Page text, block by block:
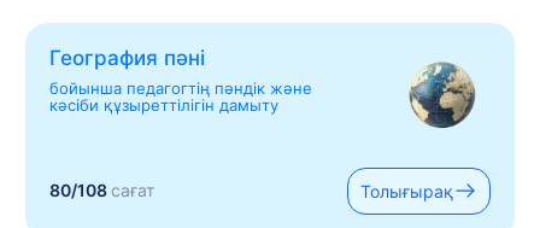
География пәні
бойынша педагогтің пәндік және
кәсіби құзыреттілігін дамыту
80/108сағат Толығырақ